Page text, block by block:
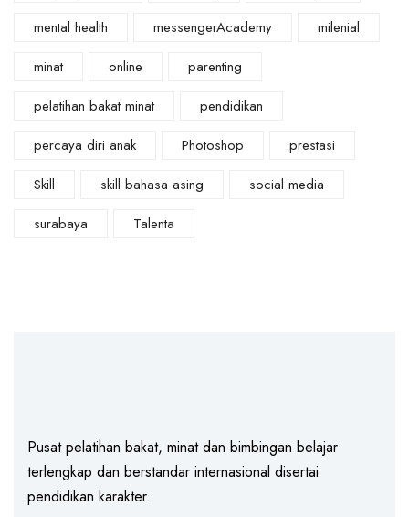
mental health
messengerAcademy
milenial
minat
online
parenting
pelatihan bakat minat
pendidikan
percaya diri anak
Photoshop
prestasi
Skill
skill bahasa asing
social media
surabaya
Talenta
Pusat pelatihan bakat, minat dan bimbingan belajar
terlengkap dan berstandar internasional disertai
pendidikan karakter.